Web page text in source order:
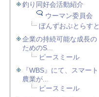
釣り同好会活動紹介
ウーマン委員会
ぼんずおぶとらすと
企業の持続可能な成長の
ためのS...
ピースミール
『WBS』にて、スマート
農業が...
ピースミール